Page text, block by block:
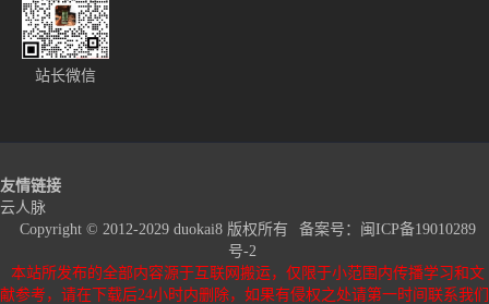
站长微信
友情链接
云人脉
Copyright © 2012-2029 duokai8 版权所有
备案号： 闽ICP备19010289
号-2
本站所发布的全部内容源于互联网搬运，仅限于小范围内传播学习和文
献参考，请在下载后24小时内删除，如果有侵权之处请第一时间联系我们